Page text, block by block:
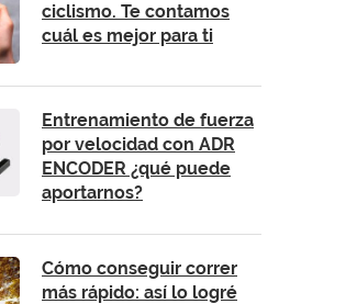
ciclismo. Te contamos
cuál es mejor para ti
Entrenamiento de fuerza
por velocidad con ADR
ENCODER ¿qué puede
aportarnos?
Cómo conseguir correr
más rápido: así lo logré